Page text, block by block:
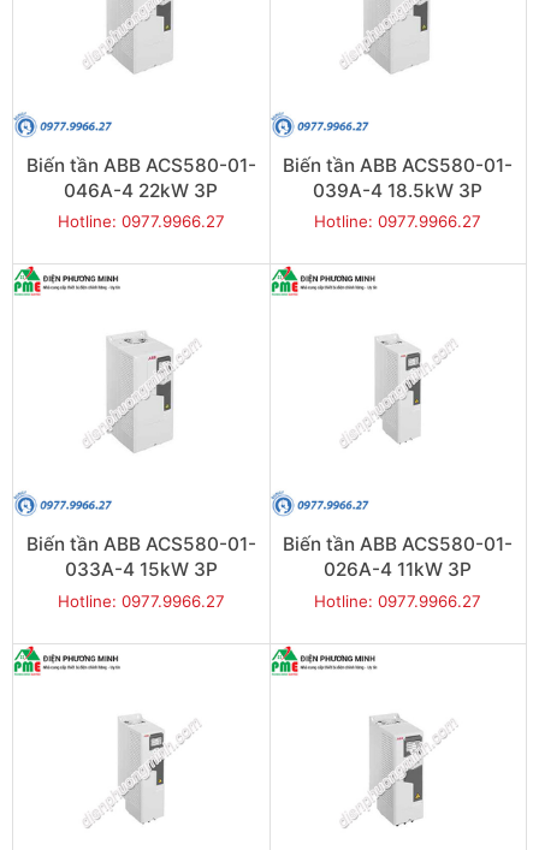
Biến tần ABB ACS580-01-
046A-4 22kW 3P
Hotline: 0977.9966.27
Biến tần ABB ACS580-01-
039A-4 18.5kW 3P
Hotline: 0977.9966.27
Biến tần ABB ACS580-01-
033A-4 15kW 3P
Hotline: 0977.9966.27
Biến tần ABB ACS580-01-
026A-4 11kW 3P
Hotline: 0977.9966.27